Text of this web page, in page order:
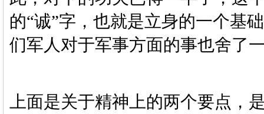
的“诚”字，也就是立身的一个基
们军人对于军事方面的事也舍了
上面是关于精神上的两个要点，